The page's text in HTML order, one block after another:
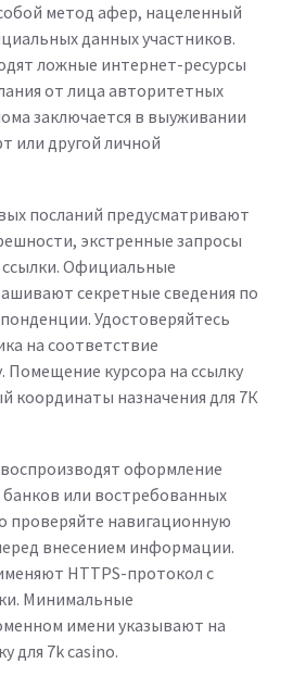
метод афер, нацеленный
данных участников.
ложные интернет-ресурсы
от лица авторитетных
заключается в выуживании
или другой личной
посланий предусматривают
экстренные запросы
Официальные
секретные сведения по
Удостоверяйтесь
на соответствие
Помещение курсора на ссылку
координаты назначения для 7К
оформление
или востребованных
проверяйте навигационную
внесением информации.
HTTPS-протокол с
Минимальные
имени указывают на
для 7k casino.